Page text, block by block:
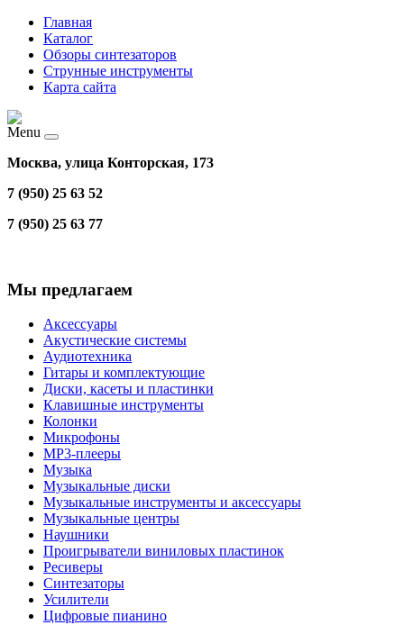
Главная
Каталог
Обзоры синтезаторов
Струнные инструменты
Карта сайта
Menu
Москва, улица Конторская, 173
7 (950) 25 63 52
7 (950) 25 63 77
Мы предлагаем
Аксессуары
Акустические системы
Аудиотехника
Гитары и комплектующие
Диски, касеты и пластинки
Клавишные инструменты
Колонки
Микрофоны
МР3-плееры
Музыка
Музыкальные диски
Музыкальные инструменты и аксессуары
Музыкальные центры
Наушники
Проигрыватели виниловых пластинок
Ресиверы
Синтезаторы
Усилители
Цифровые пианино